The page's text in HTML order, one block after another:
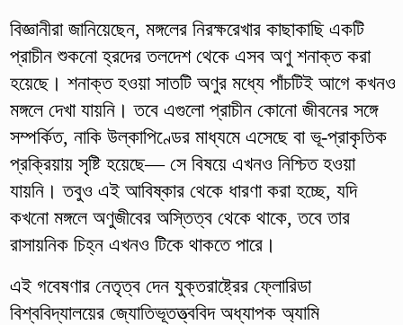
বিজ্ঞানীরা জানিয়েছেন, মঙ্গলের নিরক্ষরেখার কাছাকাছি একটি
প্রাচীন শুকনো হ্রদের তলদেশ থেকে এসব অণু শনাক্ত করা
হয়েছে। শনাক্ত হওয়া সাতটি অণুর মধ্যে পাঁচটিই আগে কখনও
মঙ্গলে দেখা যায়নি। তবে এগুলো প্রাচীন কোনো জীবনের সঙ্গে
সম্পর্কিত, নাকি উল্কাপিণ্ডের মাধ্যমে এসেছে বা ভূ-প্রাকৃতিক
প্রক্রিয়ায় সৃষ্টি হয়েছে— সে বিষয়ে এখনও নিশ্চিত হওয়া
যায়নি। তবুও এই আবিষ্কার থেকে ধারণা করা হচ্ছে, যদি
কখনো মঙ্গলে অণুজীবের অস্তিত্ব থেকে থাকে, তবে তার
রাসায়নিক চিহ্ন এখনও টিকে থাকতে পারে।
এই গবেষণার নেতৃত্ব দেন যুক্তরাষ্ট্রের ফ্লোরিডা
বিশ্ববিদ্যালয়ের জ্যোতিভূতত্ত্ববিদ অধ্যাপক অ্যামি